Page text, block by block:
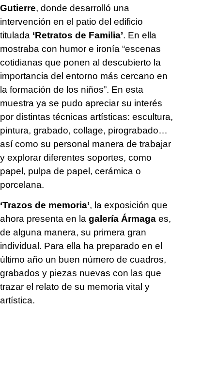
Gutierre, donde desarrolló una
intervención en el patio del edificio
titulada ‘Retratos de Familia’. En ella
mostraba con humor e ironía “escenas
cotidianas que ponen al descubierto la
importancia del entorno más cercano en
la formación de los niños”. En esta
muestra ya se pudo apreciar su interés
por distintas técnicas artísticas: escultura,
pintura, grabado, collage, pirograbado…
así como su personal manera de trabajar
y explorar diferentes soportes, como
papel, pulpa de papel, cerámica o
porcelana.
‘Trazos de memoria’, la exposición que
ahora presenta en la galería Ármaga es,
de alguna manera, su primera gran
individual. Para ella ha preparado en el
último año un buen número de cuadros,
grabados y piezas nuevas con las que
trazar el relato de su memoria vital y
artística.